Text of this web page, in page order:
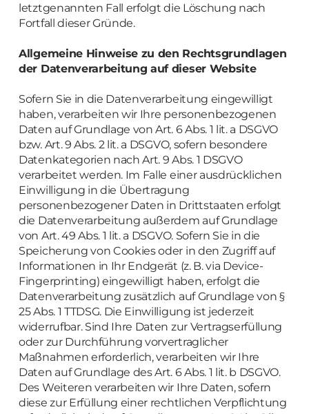
letztgenannten Fall erfolgt die Löschung nach
Fortfall dieser Gründe.
Allgemeine Hinweise zu den Rechtsgrundlagen
der Datenverarbeitung auf dieser Website
Sofern Sie in die Datenverarbeitung eingewilligt
haben, verarbeiten wir Ihre personenbezogenen
Daten auf Grundlage von Art. 6 Abs. 1 lit. a DSGVO
bzw. Art. 9 Abs. 2 lit. a DSGVO, sofern besondere
Datenkategorien nach Art. 9 Abs. 1 DSGVO
verarbeitet werden. Im Falle einer ausdrücklichen
Einwilligung in die Übertragung
personenbezogener Daten in Drittstaaten erfolgt
die Datenverarbeitung außerdem auf Grundlage
von Art. 49 Abs. 1 lit. a DSGVO. Sofern Sie in die
Speicherung von Cookies oder in den Zugriff auf
Informationen in Ihr Endgerät (z. B. via Device-
Fingerprinting) eingewilligt haben, erfolgt die
Datenverarbeitung zusätzlich auf Grundlage von §
25 Abs. 1 TTDSG. Die Einwilligung ist jederzeit
widerrufbar. Sind Ihre Daten zur Vertragserfüllung
oder zur Durchführung vorvertraglicher
Maßnahmen erforderlich, verarbeiten wir Ihre
Daten auf Grundlage des Art. 6 Abs. 1 lit. b DSGVO.
Des Weiteren verarbeiten wir Ihre Daten, sofern
diese zur Erfüllung einer rechtlichen Verpflichtung